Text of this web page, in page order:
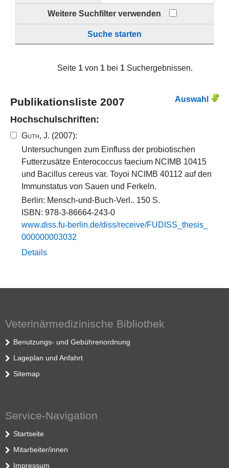
Weitere Suchfilter verwenden
Suche starten
Seite 1von 1bei 1Suchergebnissen.
Auswahl
Publikationsliste 2007
Hochschulschriften:
Guth, J. (2007):
Untersuchungen zum Einfluss der probiotischen
Futterzusätze Enterococcus faecium NCIMB 10415
und Bacillus cereus var. Toyoi NCIMB 40112 auf den
Immunstatus von Sauen und Ferkeln.
Berlin: Mensch-und-Buch-Verl.. 150 S.
ISBN: 978-3-86664-243-0
www.​diss.​fu-​berlin.​de/​diss/​receive/​FUDISS_​thesis_​
000000003032​
Details
Veterinärmedizinische Bibliothek
Benutzungs- und Gebührenordnung
Lageplan und Anfahrt
Sitemap
Service-Navigation
Startseite
Mitarbeiter/innen
Impressum